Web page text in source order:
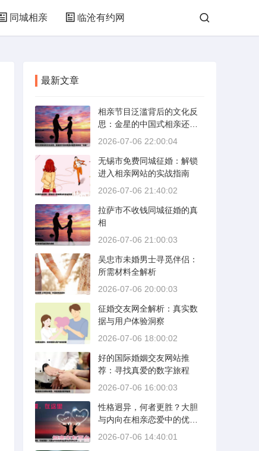
同城相亲 临沧有约网
最新文章
相亲节目泛滥背后的文化反
思：金星的中国式相亲还能
否保持其“完美”
2026-07-06 22:00:04
无锡市免费同城征婚：解锁
进入相亲网站的实战指南
2026-07-06 21:40:02
拉萨市不收钱同城征婚的真
相
2026-07-06 21:00:03
吴忠市未婚男士寻觅伴侣：
所需材料全解析
2026-07-06 20:00:03
征婚交友网全解析：真实数
据与用户体验洞察
2026-07-06 18:00:02
好的国际婚姻交友网站推
荐：寻找真爱的数字旅程
2026-07-06 16:00:03
性格迥异，何者更胜？大胆
与内向在相亲恋爱中的优势
分析
2026-07-06 14:40:01